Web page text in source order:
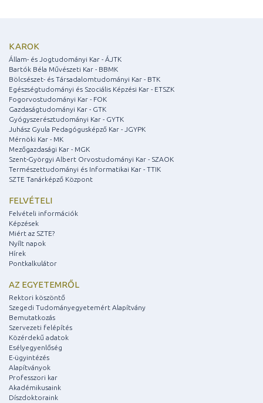
KAROK
Állam- és Jogtudományi Kar - ÁJTK
Bartók Béla Művészeti Kar - BBMK
Bölcsészet- és Társadalomtudományi Kar - BTK
Egészségtudományi és Szociális Képzési Kar - ETSZK
Fogorvostudományi Kar - FOK
Gazdaságtudományi Kar - GTK
Gyógyszerésztudományi Kar - GYTK
Juhász Gyula Pedagógusképző Kar - JGYPK
Mérnöki Kar - MK
Mezőgazdasági Kar - MGK
Szent-Györgyi Albert Orvostudományi Kar - SZAOK
Természettudományi és Informatikai Kar - TTIK
SZTE Tanárképző Központ
FELVÉTELI
Felvételi információk
Képzések
Miért az SZTE?
Nyílt napok
Hírek
Pontkalkulátor
AZ EGYETEMRŐL
Rektori köszöntő
Szegedi Tudományegyetemért Alapítvány
Bemutatkozás
Szervezeti felépítés
Közérdekű adatok
Esélyegyenlőség
E-ügyintézés
Alapítványok
Professzori kar
Akadémikusaink
Díszdoktoraink